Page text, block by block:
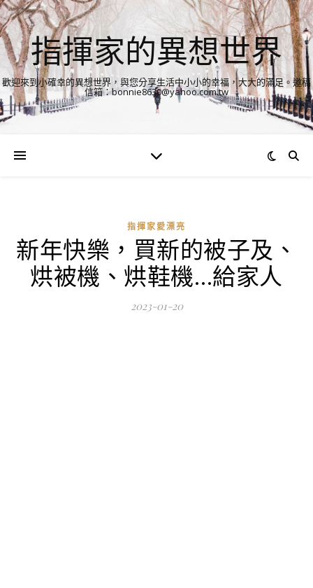
指揮家的異想世界
歡迎來到小確幸的異想世界，與您分享生活中小小的幸福，大大的滿足。邀稿
信箱：bonnie8630@yahoo.com.tw
指揮家愛漂亮
新年快樂，買新的被子及、
烘被機、烘鞋機…給家人
2023-01-20